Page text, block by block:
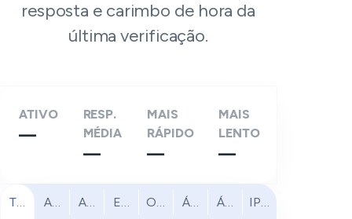
resposta e carimbo de hora da
última verificação.
ATIVO
—
RESP.
MÉDIA
—
MAIS
RÁPIDO
—
MAIS
LENTO
—
Todas América do Norte
América do Sul
EuropaOriente Médio
África Ásia-Pacífico
IPv6